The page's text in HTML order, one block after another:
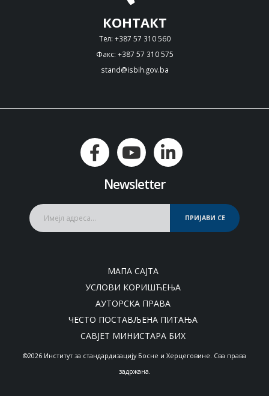
КОНТАКТ
Тел: +387 57 310 560
Факс: +387 57 310 575
stand@isbih.gov.ba
Newsletter
ПРИЈАВИ СЕ
МАПА САЈТА
УСЛОВИ КОРИШЋЕЊА
АУТОРСКА ПРАВА
ЧЕСТО ПОСТАВЉЕНА ПИТАЊА
САВЈЕТ МИНИСТАРА БИХ
©2026 Институт за стандардизацију Босне и Херцеговине. Сва права
задржана.